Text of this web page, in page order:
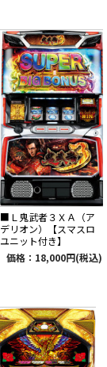
■Ｌ鬼武者３ＸＡ（ア
デリオン）【スマスロ
ユニット付き】
価格：18,000円(税込)